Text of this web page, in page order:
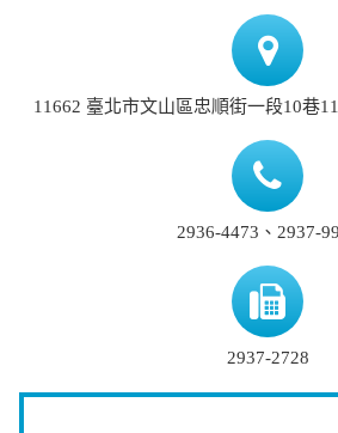
11662 臺北市文山區忠順街一段10巷
2936-4473、2937-
2937-2728